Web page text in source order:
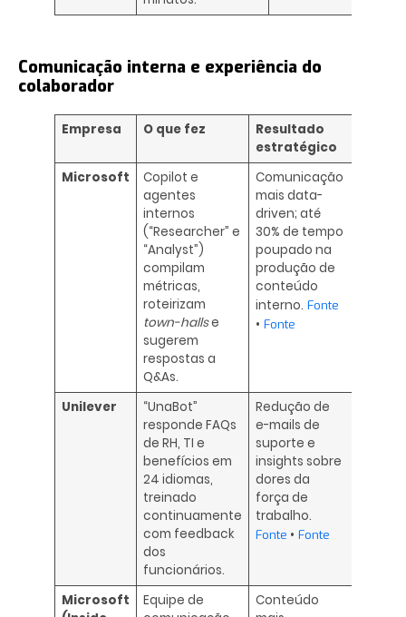
Comunicação interna e experiência do
colaborador
Empresa O que fez
Resultado
estratégico
Microsoft
Copilot e
agentes
internos
(“Researcher” e
“Analyst”)
compilam
métricas,
roteirizam
town-hallse
sugerem
respostas a
Q&As.
Comunicação
mais data-
driven; até
30% de tempo
poupado na
produção de
conteúdo
interno. Fonte
• Fonte
Unilever
“UnaBot”
responde FAQs
de RH, TI e
benefícios em
24 idiomas,
treinado
continuamente
com feedback
dos
funcionários.
Redução de
e-mails de
suporte e
insights sobre
dores da
força de
trabalho.
Fonte • Fonte
Microsoft
Equipe de
Conteúdo